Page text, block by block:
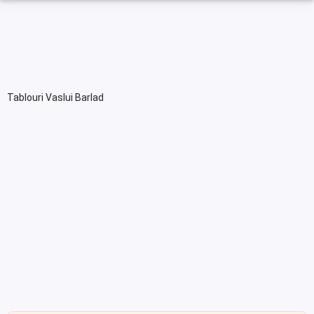
Tablouri Vaslui Barlad